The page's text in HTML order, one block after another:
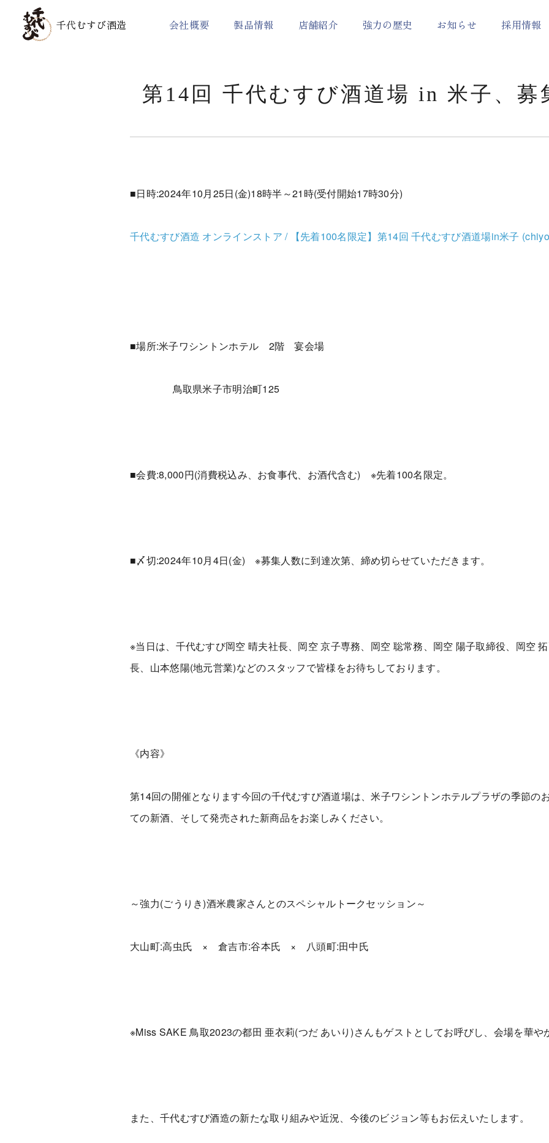
千代むすび酒造 会社概要 製品情報
有機純米酒シリーズ ORGANIC SAKE ウイスキー
店舗紹介 強力の歴史 お知らせ 採用情報
第14回 千代むすび酒道場 in 米子、
■日時:2024年10月25日(金)18時半～21時(受付開始17時30分)
千代むすび酒造 オンラインストア / 【先着100名限定】第14回 千代むすび酒道場in米子
■場所:米子ワシントンホテル 2階 宴会場
鳥取県米子市明治町125
■会費:8,000円(消費税込み、お食事代、お酒代含む) ※先着100名限定。
■〆切:2024年10月4日(金) ※募集人数に到達次第、締め切らせていただきます。
※当日は、千代むすび岡空 晴夫社長、岡空 京子専務、岡空 聡常務、岡空 陽子取締役、岡空
長、山本悠陽(地元営業)などのスタッフで皆様をお待ちしております。
《内容》
第14回の開催となります今回の千代むすび酒道場は、米子ワシントンホテルプラザの季節の
ての新酒、そして発売された新商品をお楽しみください。
～強力(ごうりき)酒米農家さんとのスペシャルトークセッション～
大山町:高虫氏 × 倉吉市:谷本氏 × 八頭町:田中氏
※Miss SAKE 鳥取2023の都田 亜衣莉(つだ あいり)さんもゲストとしてお呼びし、会場を華や
また、千代むすび酒造の新たな取り組みや近況、今後のビジョン等もお伝えいたします。